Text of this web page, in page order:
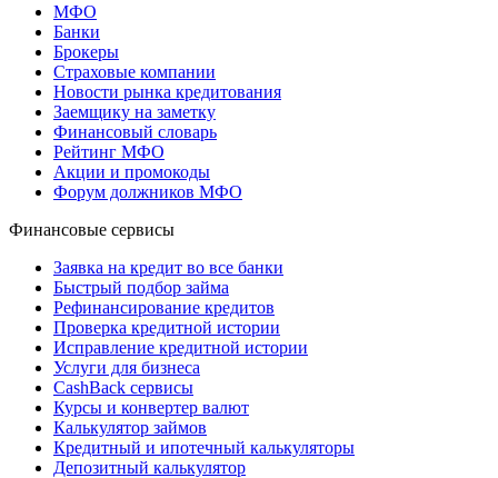
МФО
Банки
Брокеры
Страховые компании
Новости рынка кредитования
Заемщику на заметку
Финансовый словарь
Рейтинг МФО
Акции и промокоды
Форум должников МФО
Финансовые сервисы
Заявка на кредит во все банки
Быстрый подбор займа
Рефинансирование кредитов
Проверка кредитной истории
Исправление кредитной истории
Услуги для бизнеса
CashBack сервисы
Курсы и конвертер валют
Калькулятор займов
Кредитный и ипотечный калькуляторы
Депозитный калькулятор